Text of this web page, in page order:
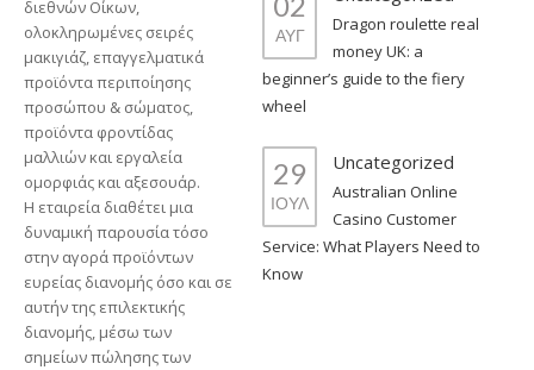
διεθνών Οίκων,
ολοκληρωμένες σειρές
μακιγιάζ, επαγγελματικά
προϊόντα περιποίησης
προσώπου & σώματος,
προϊόντα φροντίδας
μαλλιών και εργαλεία
ομορφιάς και αξεσουάρ.
Η εταιρεία διαθέτει μια
δυναμική παρουσία τόσο
στην αγορά προϊόντων
ευρείας διανομής όσο και σε
αυτήν της επιλεκτικής
διανομής, μέσω των
σημείων πώλησης των
ΑΥΓ
Dragon roulette real
money UK: a
beginner’s guide to the fiery
wheel
29
ΙΟΥΛ
Uncategorized
Australian Online
Casino Customer
Service: What Players Need to
Know